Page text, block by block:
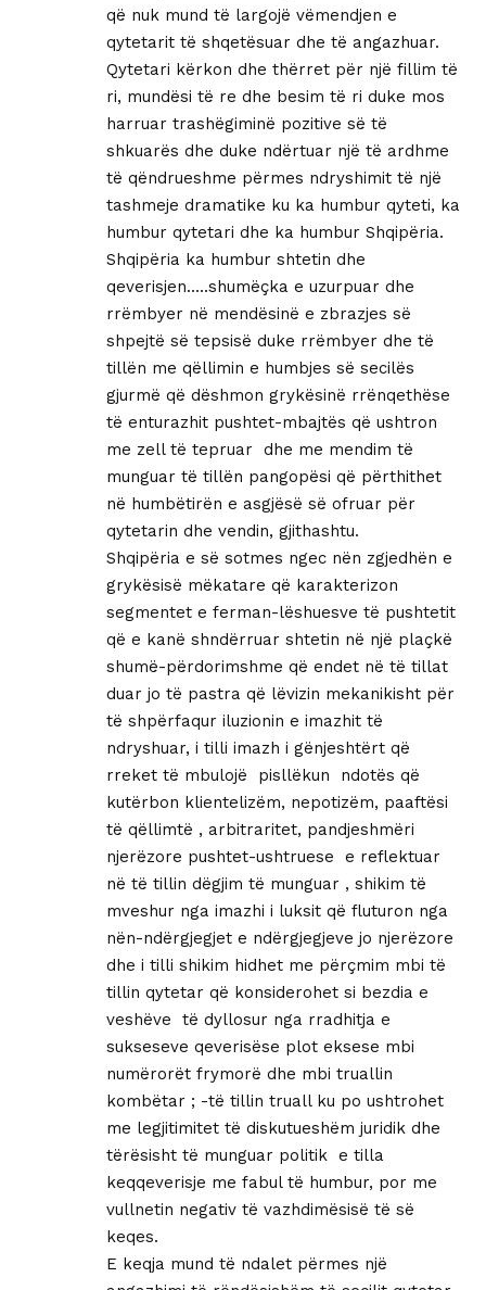
që nuk mund të largojë vëmendjen e
qytetarit të shqetësuar dhe të angazhuar.
Qytetari kërkon dhe thërret për një fillim të
ri, mundësi të re dhe besim të ri duke mos
harruar trashëgiminë pozitive së të
shkuarës dhe duke ndërtuar një të ardhme
të qëndrueshme përmes ndryshimit të një
tashmeje dramatike ku ka humbur qyteti, ka
humbur qytetari dhe ka humbur Shqipëria.
Shqipëria ka humbur shtetin dhe
qeverisjen…..shumëçka e uzurpuar dhe
rrëmbyer në mendësinë e zbrazjes së
shpejtë së tepsisë duke rrëmbyer dhe të
tillën me qëllimin e humbjes së secilës
gjurmë që dëshmon grykësinë rrënqethëse
të enturazhit pushtet-mbajtës që ushtron
me zell të tepruar dhe me mendim të
munguar të tillën pangopësi që përthithet
në humbëtirën e asgjësë së ofruar për
qytetarin dhe vendin, gjithashtu.
Shqipëria e së sotmes ngec nën zgjedhën e
grykësisë mëkatare që karakterizon
segmentet e ferman-lëshuesve të pushtetit
që e kanë shndërruar shtetin në një plaçkë
shumë-përdorimshme që endet në të tillat
duar jo të pastra që lëvizin mekanikisht për
të shpërfaqur iluzionin e imazhit të
ndryshuar, i tilli imazh i gënjeshtërt që
rreket të mbulojë pisllëkun ndotës që
kutërbon klientelizëm, nepotizëm, paaftësi
të qëllimtë , arbitraritet, pandjeshmëri
njerëzore pushtet-ushtruese e reflektuar
në të tillin dëgjim të munguar , shikim të
mveshur nga imazhi i luksit që fluturon nga
nën-ndërgjegjet e ndërgjegjeve jo njerëzore
dhe i tilli shikim hidhet me përçmim mbi të
tillin qytetar që konsiderohet si bezdia e
veshëve të dyllosur nga rradhitja e
sukseseve qeverisëse plot eksese mbi
numërorët frymorë dhe mbi truallin
kombëtar ; -të tillin truall ku po ushtrohet
me legjitimitet të diskutueshëm juridik dhe
tërësisht të munguar politik e tilla
keqqeverisje me fabul të humbur, por me
vullnetin negativ të vazhdimësisë të së
keqes.
E keqja mund të ndalet përmes një